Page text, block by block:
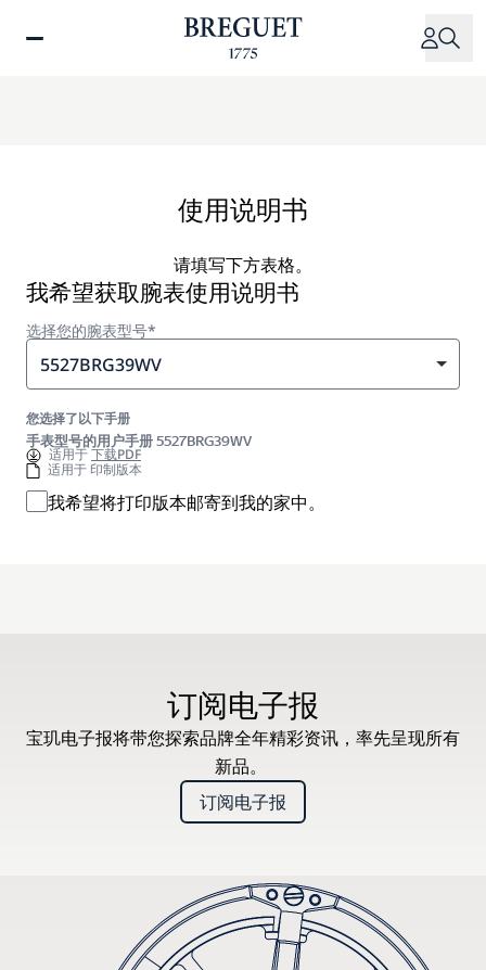
使用说明书
请填写下方表格。
我希望获取腕表使用说明书
选择您的腕表型号*
5527BRG39WV
您选择了以下手册
手表型号的用户手册 5527BRG39WV
适用于下载PDF
适用于 印制版本
我希望将打印版本邮寄到我的家中。
订阅电子报
宝玑电子报将带您探索品牌全年精彩资讯，率先呈现所有
新品。
订阅电子报